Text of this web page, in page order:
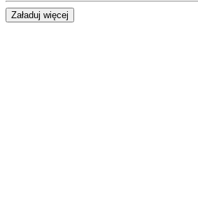
Załaduj więcej